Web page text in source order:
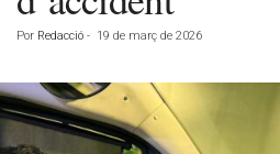
Por Redacció - 19 de març de 2026